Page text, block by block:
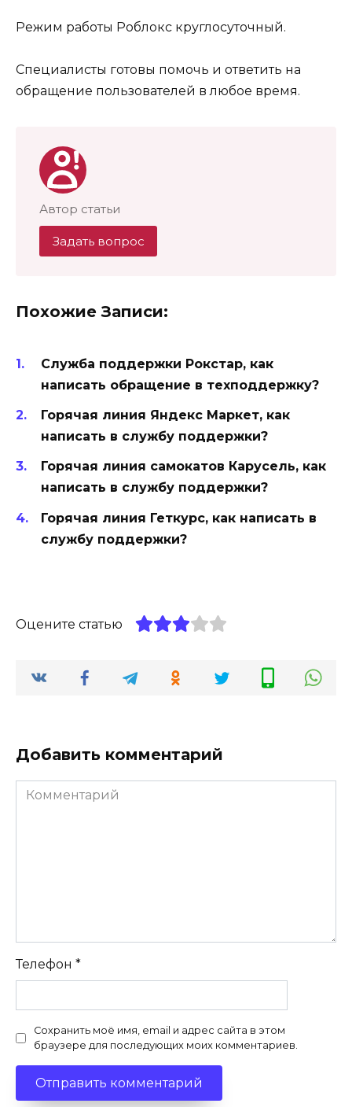
Режим работы Роблокс круглосуточный.
Специалисты готовы помочь и ответить на
обращение пользователей в любое время.
Автор статьи
Задать вопрос
Похожие Записи:
Служба поддержки Рокстар, как
написать обращение в техподдержку?
Горячая линия Яндекс Маркет, как
написать в службу поддержки?
Горячая линия самокатов Карусель, как
написать в службу поддержки?
Горячая линия Геткурс, как написать в
службу поддержки?
Оцените статью
Добавить комментарий
Комментарий
Телефон *
Сохранить моё имя, email и адрес сайта в этом
браузере для последующих моих комментариев.